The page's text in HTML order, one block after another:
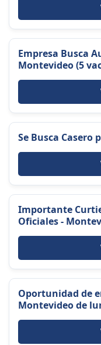
Empresa Busca
Montevideo (5
Se Busca Casero
Importante
Oficiales -
Oportunidad de
Montevideo de